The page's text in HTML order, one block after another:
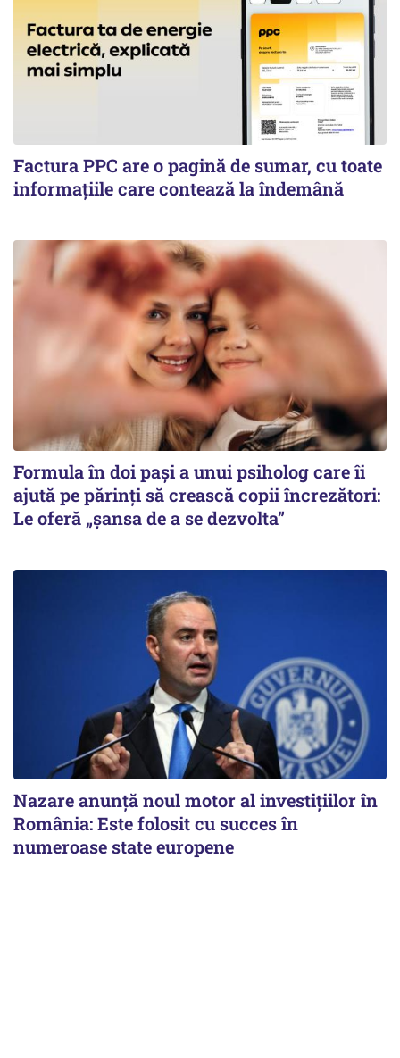
Factura PPC are o pagină de sumar, cu toate
informațiile care contează la îndemână
Formula în doi pași a unui psiholog care îi
ajută pe părinți să crească copii încrezători:
Le oferă „șansa de a se dezvolta”
Nazare anunță noul motor al investițiilor în
România: Este folosit cu succes în
numeroase state europene